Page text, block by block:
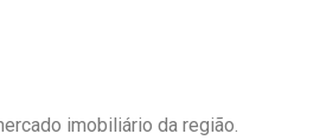
imobiliário da região.